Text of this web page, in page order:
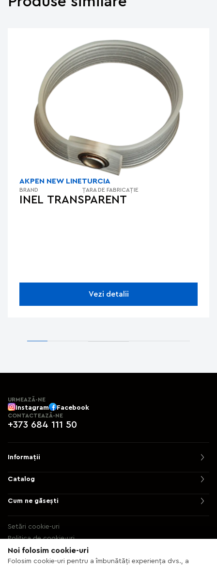
INEL TRANSPARENT
AKPEN NEW LINE
BRAND
TURCIA
ȚARA DE FABRICAȚIE
Vezi detalii
URMEAZĂ-NE
Instagram Facebook
CONTACTEAZĂ-NE
+373 684 111 50
Informații
Catalog
Cum ne găsești
Setări cookie-uri
Politica de cookie-uri
© 2013 – 2026 Ecaterix SRL
Noi folosim cookie-uri
Folosim cookie-uri pentru a îmbunătăți experiența dvs., a